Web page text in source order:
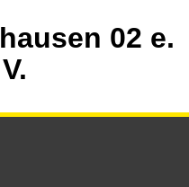
02 e.
V.